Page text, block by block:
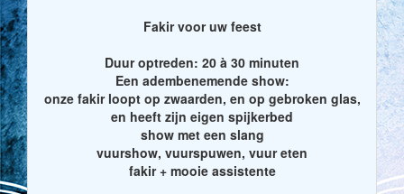
Fakir voor uw feest
Duur optreden: 20 à 30 minuten
Een adembenemende show:
onze fakir loopt op zwaarden, en op gebroken glas,
en heeft zijn eigen spijkerbed
show met een slang
vuurshow, vuurspuwen, vuur eten
fakir + mooie assistente